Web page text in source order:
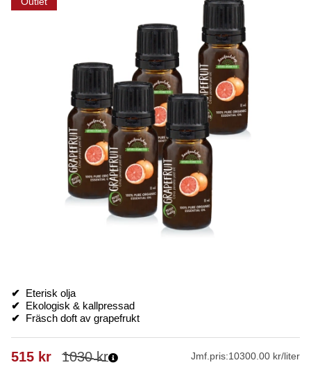
✔
Eterisk olja
✔
Ekologisk & kallpressad
✔
Fräsch doft av grapefrukt
1030kr
515 kr Jmf.pris:10300.00 kr/liter